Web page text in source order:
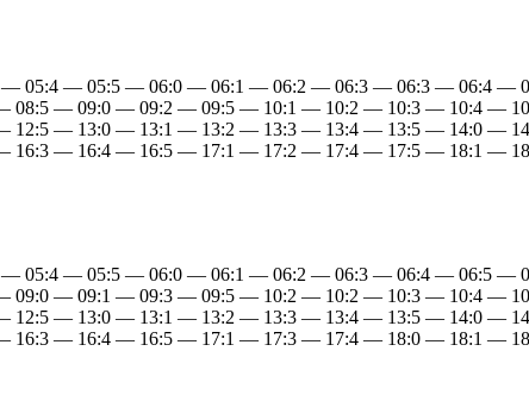
05:4 — 05:5 — 06:0 — 06:1 — 06:2 — 06:3 — 06:3 — 06:4
08:5 — 09:0 — 09:2 — 09:5 — 10:1 — 10:2 — 10:3 — 10:4 —
12:5 — 13:0 — 13:1 — 13:2 — 13:3 — 13:4 — 13:5 — 14:0 —
16:3 — 16:4 — 16:5 — 17:1 — 17:2 — 17:4 — 17:5 — 18:1 —
05:4 — 05:5 — 06:0 — 06:1 — 06:2 — 06:3 — 06:4 — 06:5
09:0 — 09:1 — 09:3 — 09:5 — 10:2 — 10:2 — 10:3 — 10:4 —
12:5 — 13:0 — 13:1 — 13:2 — 13:3 — 13:4 — 13:5 — 14:0 —
16:3 — 16:4 — 16:5 — 17:1 — 17:3 — 17:4 — 18:0 — 18:1 —